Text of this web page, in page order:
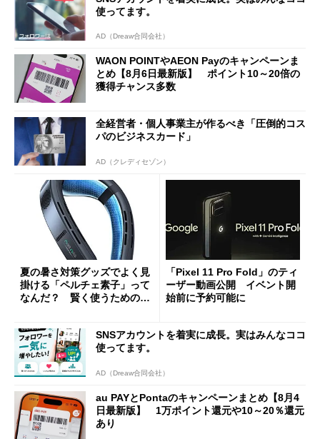
使ってます。
AD（Dreaw合同会社）
WAON POINTやAEON Payのキャンペーンま
とめ【8月6日最新版】 ポイント10～20倍の
獲得チャンス多数
全経営者・個人事業主が作るべき「圧倒的コス
パのビジネスカード」
AD（クレディセゾン）
夏の暑さ対策グッズでよく見
掛ける「ペルチェ素子」って
なんだ？ 賢く使うための注
「Pixel 11 Pro Fold」のティ
ーザー動画公開 イベント開
始前に予約可能に
SNSアカウントを着実に成長。実はみんなココ
使ってます。
AD（Dreaw合同会社）
au PAYとPontaのキャンペーンまとめ【8月4
日最新版】 1万ポイント還元や10～20％還元
あり